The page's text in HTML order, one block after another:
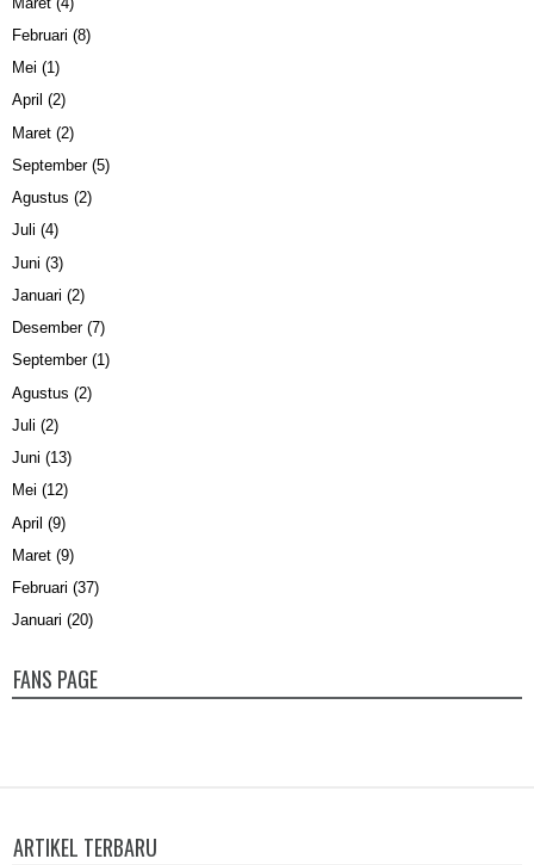
Februari (8)
Mei (1)
April (2)
Maret (2)
September(5)
Agustus (2)
Juli (4)
Juni (3)
Januari (2)
Desember(7)
September(1)
Agustus (2)
Juli (2)
Juni (13)
Mei (12)
April (9)
Maret (9)
Februari (37)
Januari (20)
FANS PAGE
ARTIKEL TERBARU